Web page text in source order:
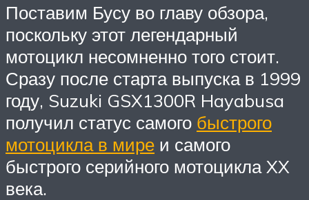
Поставим Бусу во главу обзора,
поскольку этот легендарный
мотоцикл несомненно того стоит.
Сразу после старта выпуска в 1999
году, Suzuki GSX1300R Hayabusa
получил статус самого быстрого
мотоцикла в мире и самого
быстрого серийного мотоцикла XX
века.